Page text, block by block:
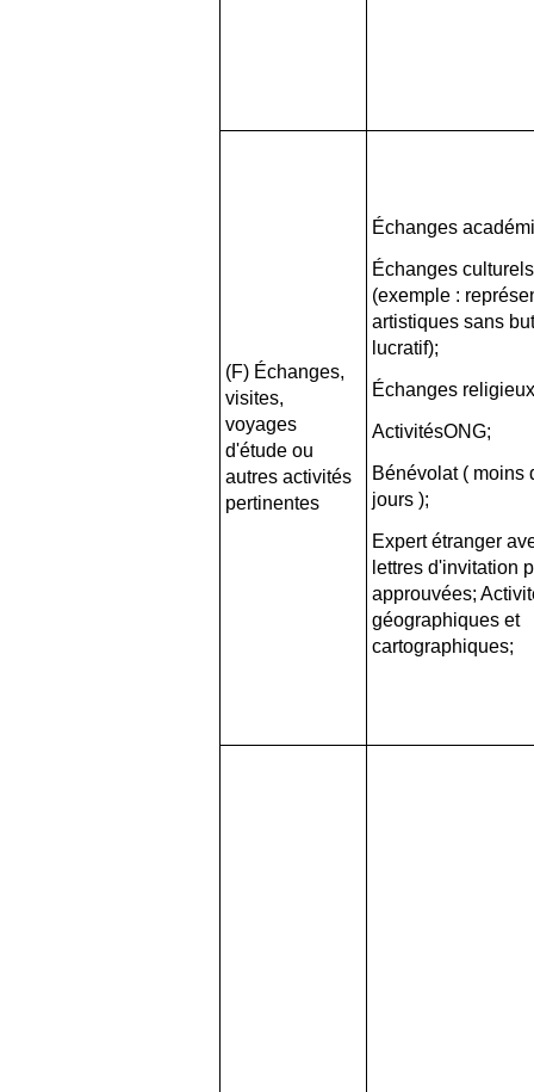
(F) Échanges,
visites,
voyages
d'étude ou
autres activités
pertinentes
Échanges
Échanges culturels
(exemple :
artistiques sans
lucratif);
Échanges
ActivitésONG;
Bénévolat ( moins
jours );
Expert étranger
lettres d'invitation
approuvées;
géographiques et
cartographiques;